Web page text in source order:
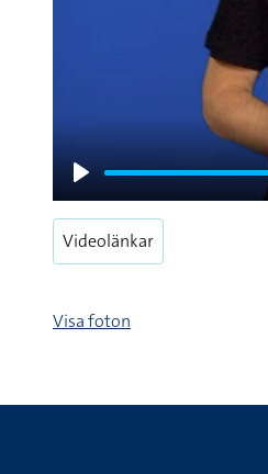
Play
Videolänkar
Visa foton